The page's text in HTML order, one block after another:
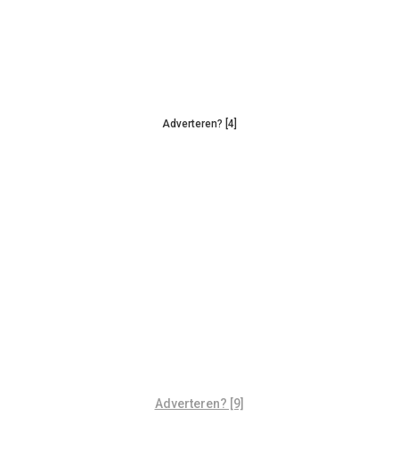
Adverteren? [4]
Adverteren? [9]